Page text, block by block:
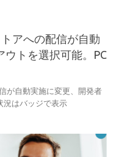
アへの配信が自動
ウトを選択可能。PC
が自動実施に変更、開発者
況はバッジで表示